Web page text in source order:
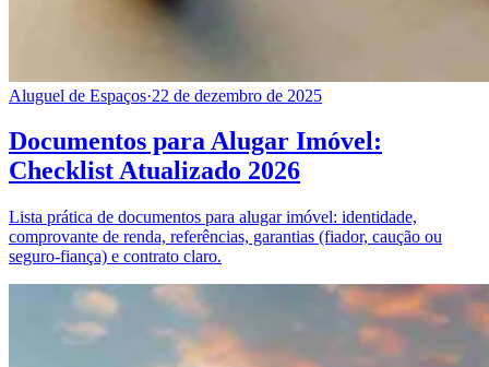
Aluguel de Espaços·22 de dezembro de 2025
Documentos para Alugar Imóvel:
Checklist Atualizado 2026
Lista prática de documentos para alugar imóvel: identidade,
comprovante de renda, referências, garantias (fiador, caução ou
seguro-fiança) e contrato claro.